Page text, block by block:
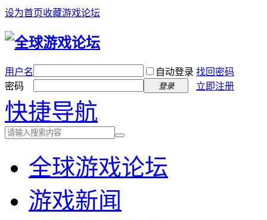
设为首页收藏游戏论坛
用户名 自动登录 找回密码
密码
登录 立即注册
快捷导航
全球游戏论坛
游戏新闻